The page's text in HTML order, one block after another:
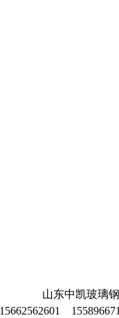
山东中凯玻璃